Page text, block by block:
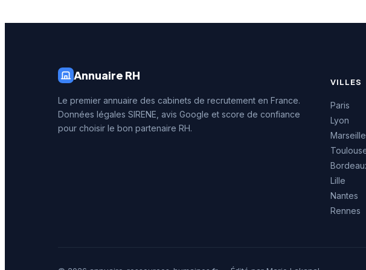
Annuaire RH
Le premier annuaire des cabinets de recrutement en France.
Données légales SIRENE, avis Google et score de confiance
pour choisir le bon partenaire RH.
VILLES
Paris
Lyon
Marseille
Lille
Nantes
Rennes